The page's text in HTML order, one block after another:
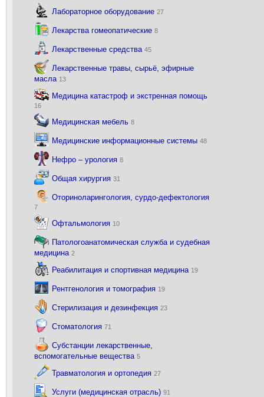
Лабораторное оборудование 27
Лекарства гомеопатические 8
Лекарственные средства 45
Лекарственные травы, сырьё, эфирные
масла 13
Медицина катастроф и экстренная помощь
16
Медицинская мебель 8
Медицинские информационные системы 48
Нефро – урология 8
Общая хирургия 31
Оториноларингология, сурдо-дефектология
7
Офтальмология 10
Патологоанатомическая служба и судебная
медицина 2
Реабилитация и спортивная медицина 19
Рентгенология и томография 19
Стерилизация и дезинфекция 23
Стоматология 71
Субстанции лекарственные,
вспомогательные вещества 5
Травматология и ортопедия 27
Услуги (медицинская отрасль) 91